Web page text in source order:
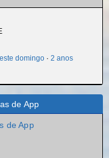
domingo · 2 anos
de App
de App